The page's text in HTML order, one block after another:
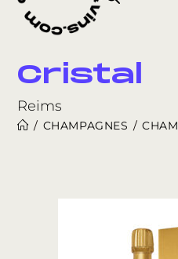
Cristal
Reims
/ CHAMPAGNES /